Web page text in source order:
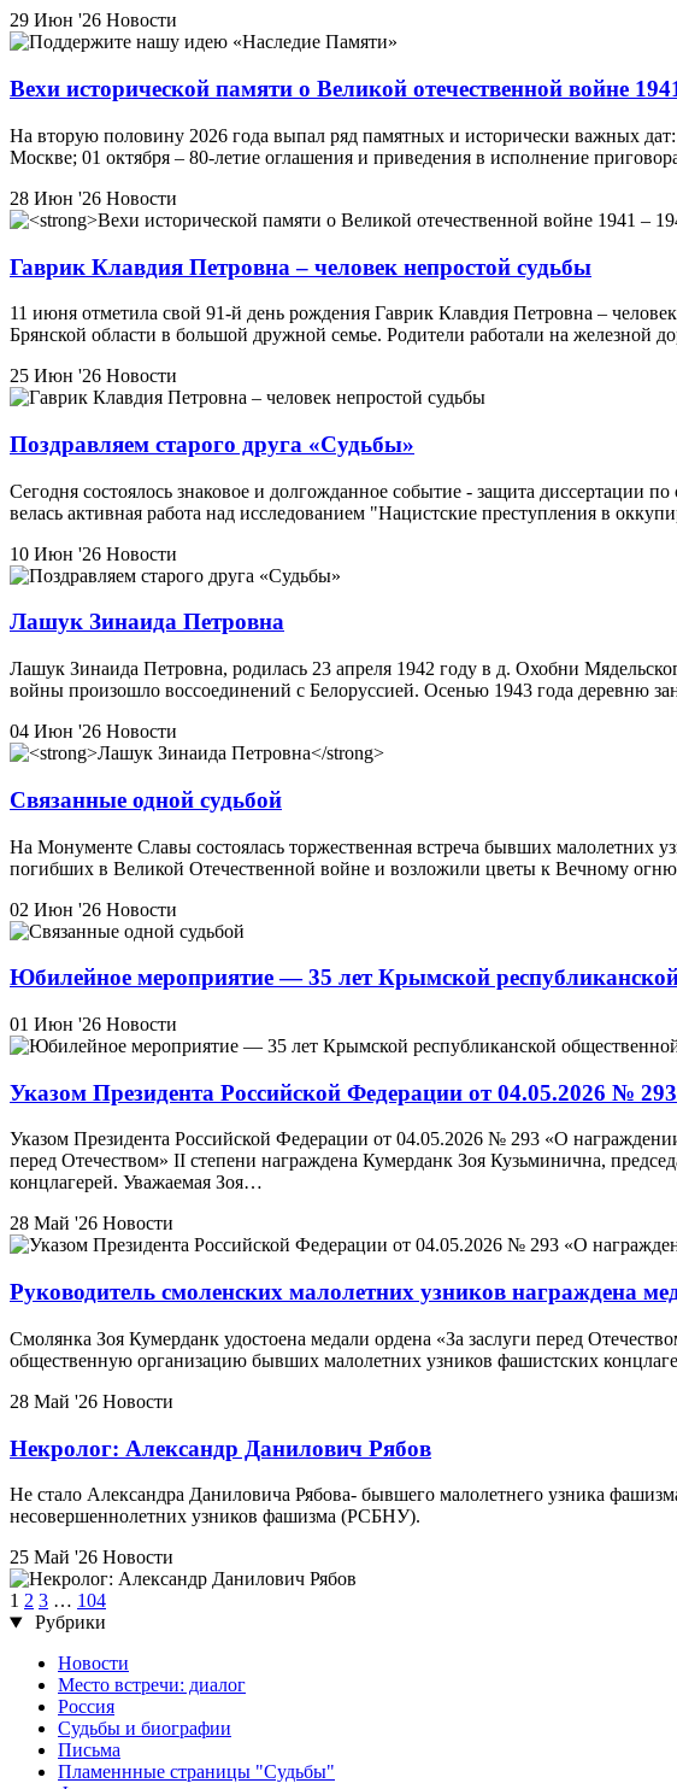
29 Июн '26 Новости
Вехи исторической памяти о Великой отечественной войне
На вторую половину 2026 года выпал ряд памятных и исторически важных
Москве; 01 октября – 80-летие оглашения и приведения в исполнение
28 Июн '26 Новости
Гаврик Клавдия Петровна – человек непростой судьбы
11 июня отметила свой 91-й день рождения Гаврик Клавдия Петровна –
Брянской области в большой дружной семье. Родители работали на железной
25 Июн '26 Новости
Поздравляем старого друга «Судьбы»
Сегодня состоялось знаковое и долгожданное событие - защита диссертации
велась активная работа над исследованием "Нацистские преступления в
10 Июн '26 Новости
Лашук Зинаида Петровна
Лашук Зинаида Петровна, родилась 23 апреля 1942 году в д. Охобни
войны произошло воссоединений с Белоруссией. Осенью 1943 года деревню
04 Июн '26 Новости
Связанные одной судьбой
На Монументе Славы состоялась торжественная встреча бывших малолетних
погибших в Великой Отечественной войне и возложили цветы к Вечному
02 Июн '26 Новости
Юбилейное мероприятие — 35 лет Крымской
01 Июн '26 Новости
Указом Президента Российской Федерации от 04.05.2026 №​
Указом Президента Российской Федерации от 04.05.2026 №​ 293 «О
перед Отечеством» II степени награждена Кумерданк Зоя Кузьминична,
концлагерей. Уважаемая Зоя…
28 Май '26 Новости
Руководитель смоленских малолетних узников награждена
Cмолянка Зоя Кумерданк удостоена медали ордена «За заслуги перед
общественную организацию бывших малолетних узников фашистских
28 Май '26 Новости
Некролог: Александр Данилович Рябов
Не стало Александра Даниловича Рябова- бывшего малолетнего узника
несовершеннолетних узников фашизма (РСБНУ).
25 Май '26 Новости
1 2 3 … 104
Рубрики
Новости
Место встречи: диалог
Россия
Судьбы и биографии
Письма
Пламеннные страницы "Судьбы"